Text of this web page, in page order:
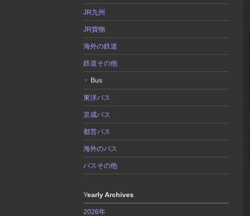
JR九州
JR貨物
海外の鉄道
鉄道その他
▼ Bus
東洋バス
京成バス
都営バス
海外のバス
バスその他
Yearly Archives
2026年